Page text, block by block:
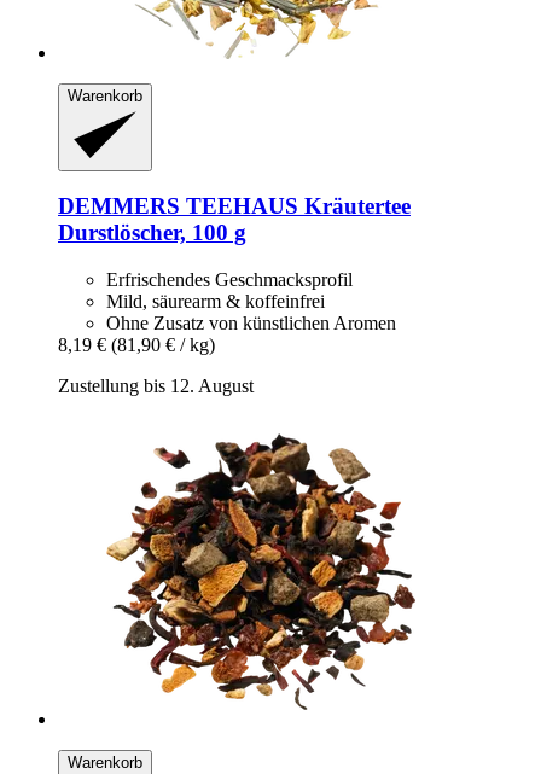
Warenkorb
DEMMERS TEEHAUS Kräutertee
Durstlöscher, 100 g
Erfrischendes Geschmacksprofil
Mild, säurearm & koffeinfrei
Ohne Zusatz von künstlichen Aromen
8,19 € (81,90 € / kg)
Zustellung bis 12. August
Warenkorb